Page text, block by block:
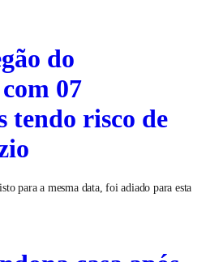
do
07
tendo risco de
para a mesma data, foi adiado para esta